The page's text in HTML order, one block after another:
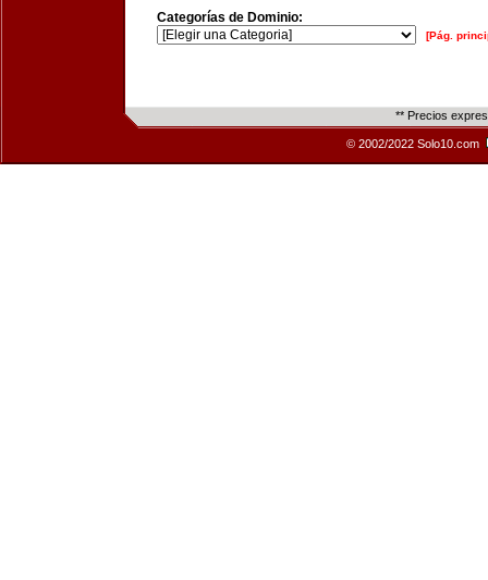
Categorías de Dominio:
[Pág.
** Precios
© 2002/2022 Solo10.com